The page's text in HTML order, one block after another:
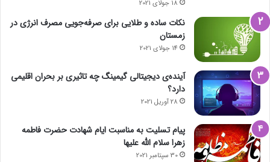
18 جولای 2021
نکات ساده و طلایی برای صرفه‌جویی مصرف انرژی در
زمستان
14 جولای 2021
آینده‌ی دیجیتالی گیمینگ چه تاثیری بر بحران اقلیمی
دارد؟
28 آوریل 2021
پیام تسلیت به مناسبت ایام شهادت حضرت فاطمه
زهرا سلام الله علیها
30 سپتامبر 2021